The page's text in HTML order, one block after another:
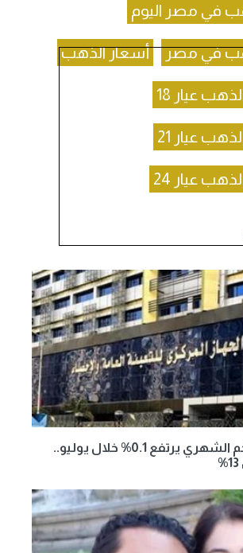
في مصر اليوم
في مصر أسعار الذهب
عيار 18
عيار 21
عيار 24
«الإحصاء»: التضخم الشهري يرتفع 0.1% خلال يوليو..